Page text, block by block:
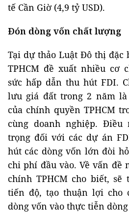
tế Cần Giờ (4,9 tỷ USD).
Đón dòng vốn chất lượng
Tại dự thảo Luật Đô thị đặc
TPHCM đề xuất nhiều cơ
sức hấp dẫn thu hút FDI.
lưu giá đất trong 2 năm
của chính quyền TPHCM
cùng doanh nghiệp. Điều
trọng đối với các dự án
hút các dòng vốn lớn đòi
chi phí đầu vào. Về vấn đề
chính TPHCM cho biết, sẽ
tiến độ, tạo thuận lợi cho
dòng vốn vào thực tiễn